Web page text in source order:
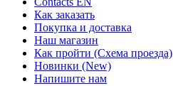
Как заказать
Покупка и доставка
Наш магазин
Как пройти (Схема проезда)
Новинки (New)
Напишите нам